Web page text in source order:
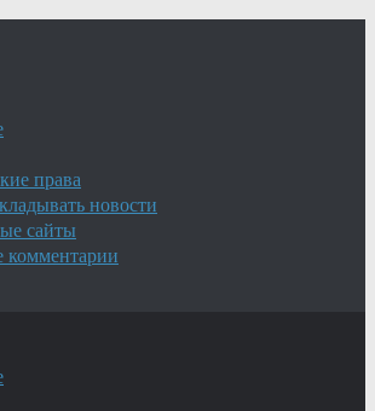
права
новости
сайты
комментарии